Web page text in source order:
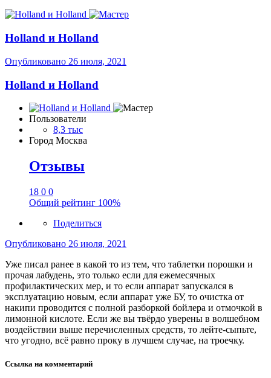
Holland и Holland
Опубликовано 26 июля, 2021
Holland и Holland
Пользователи
8,3 тыс
Город Москва
Отзывы
18 0 0
Общий рейтинг 100%
Поделиться
Опубликовано 26 июля, 2021
Уже писал ранее в какой то из тем, что таблетки порошки и
прочая лабудень, это только если для ежемесячных
профилактических мер, и то если аппарат запускался в
эксплуатацию новым, если аппарат уже БУ, то очистка от
накипи проводится с полной разборкой бойлера и отмочкой в
лимонной кислоте. Если же вы твёрдо уверены в волшебном
воздействии выше перечисленных средств, то лейте-сыпьте,
что угодно, всё равно проку в лучшем случае, на троечку.
Ссылка на комментарий